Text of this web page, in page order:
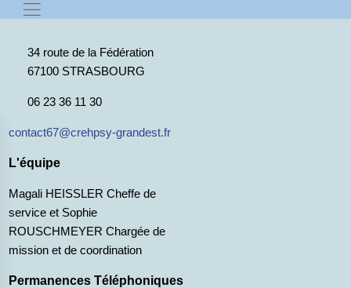
34 route de la Fédération
67100 STRASBOURG
06 23 36 11 30
contact67@crehpsy-grandest.fr
L'équipe
Magali HEISSLER Cheffe de
service et Sophie
ROUSCHMEYER Chargée de
mission et de coordination
Permanences Téléphoniques